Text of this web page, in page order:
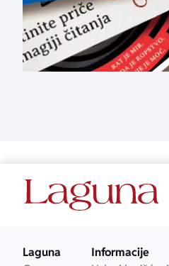
Laguna
Informacije